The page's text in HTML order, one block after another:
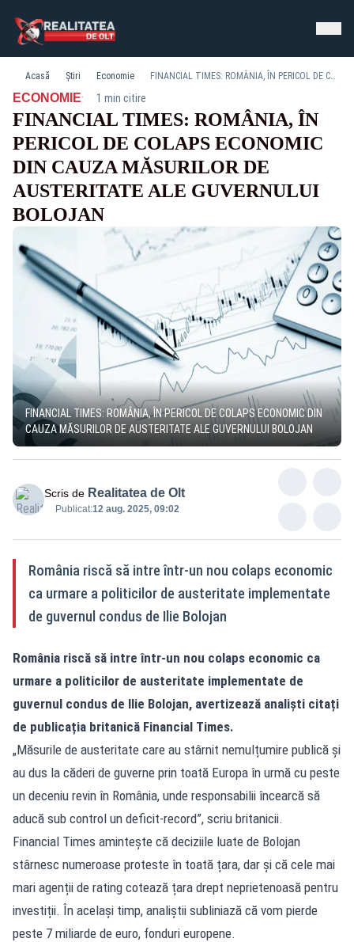
Acasă Știri Economie FINANCIAL TIMES: ROMÂNIA, ÎN PERICOL DE COLAPS ECONOMIC DIN CAUZA MĂSURILOR DE AUSTERITATE ALE GUVERNULUI BOLOJAN
ECONOMIE· 1 min citire
FINANCIAL TIMES: ROMÂNIA, ÎN
PERICOL DE COLAPS ECONOMIC
DIN CAUZA MĂSURILOR DE
AUSTERITATE ALE GUVERNULUI
BOLOJAN
FINANCIAL TIMES: ROMÂNIA, ÎN PERICOL DE COLAPS ECONOMIC DIN
CAUZA MĂSURILOR DE AUSTERITATE ALE GUVERNULUI BOLOJAN
Scris de Realitatea de Olt
Publicat:12 aug. 2025, 09:02
România riscă să intre într-un nou colaps economic
ca urmare a politicilor de austeritate implementate
de guvernul condus de Ilie Bolojan
România riscă să intre într-un nou colaps economic ca
urmare a politicilor de austeritate implementate de
guvernul condus de Ilie Bolojan, avertizează analiști citați
de publicația britanică Financial Times.
„Măsurile de austeritate care au stârnit nemulțumire publică și
au dus la căderi de guverne prin toată Europa în urmă cu peste
un deceniu revin în România, unde responsabilii încearcă să
aducă sub control un deficit-record”, scriu britanicii.
Financial Times amintește că deciziile luate de Bolojan
stârnesc numeroase proteste în toată țara, dar și că cele mai
mari agenții de rating cotează țara drept neprietenoasă pentru
investiții. În același timp, analiștii subliniază că vom pierde
peste 7 miliarde de euro, fonduri europene.